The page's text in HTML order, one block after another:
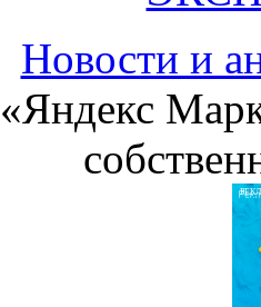
Новости и
«Яндекс